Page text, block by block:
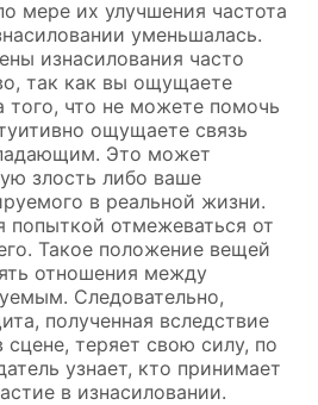
мере их улучшения частота
уменьшалась.
изнасилования часто
так как вы ощущаете
того, что не можете помочь
ощущаете связь
Это может
злость либо ваше
в реальной жизни.
попыткой отмежеваться от
Такое положение вещей
отношения между
Следовательно,
полученная вследствие
сцене, теряет свою силу, по
узнает, кто принимает
в изнасиловании.